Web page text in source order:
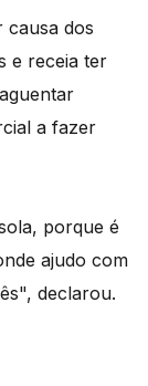
causa dos
e receia ter
a fazer
porque é
ajudo com
declarou.